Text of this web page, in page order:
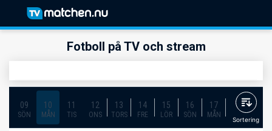
Fotboll på TV och stream
09
SÖN
10
MÅN
11
TIS
12
ONS
13
TORS
14
FRE
15
LÖR
16
SÖN
17
MÅN
18
TIS
Sortering